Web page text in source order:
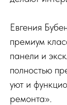
Евгения
премиум
панели и
полностью
уют и
ремонта».